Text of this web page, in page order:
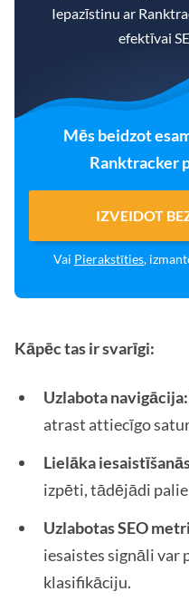
Iepazīstinu ar
efektīvai
Mēs beidzot
Ranktracker
IZVEIDOT
Vai Pierakstīties,
Kāpēc tas ir svarīgi:
Uzlabota navigācija:
atrast attiecīgo
Lielāka
izpēti, tādējādi
Uzlabotas SEO
iesaistes signāli var
klasifikāciju.